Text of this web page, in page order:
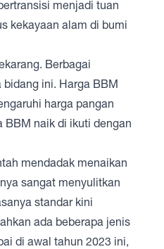
menjadi tuan
kekayaan alam di bumi
Berbagai
ini. Harga BBM
harga pangan
BBM naik di ikuti dengan
mendadak menaikan
sangat menyulitkan
standar kini
ada beberapa jenis
di awal tahun 2023 ini,